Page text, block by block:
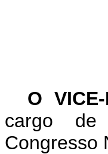
O
cargo de
Congresso